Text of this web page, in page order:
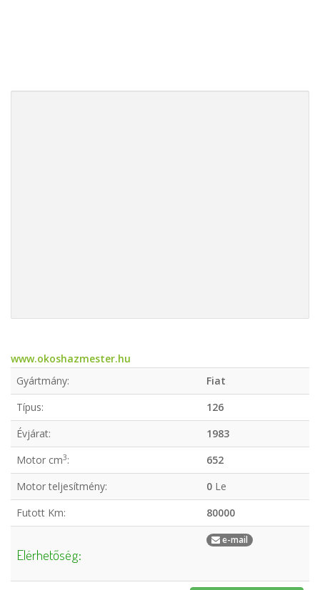
www.okoshazmester.hu
Gyártmány:
Fiat
Típus:
126
Évjárat:
1983
Motor cm3:
652
Motor teljesítmény:
0 Le
Futott Km:
80000
Elérhetőség:
e-mail